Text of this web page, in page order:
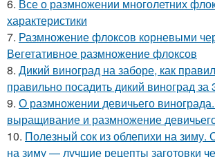
6. Все о размножении многолетних
характеристики
7. Размножение флоксов корневыми
Вегетативное размножение флоксов
8. Дикий виноград на заборе, как
правильно посадить дикий виноград за
9. О размножении девичьего
выращивание и размножение
10. Полезный сок из облепихи на зиму.
на зиму — лучшие рецепты заготовки